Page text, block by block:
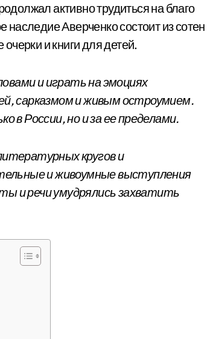
активно трудиться на благо
Аверченко состоит из сотен
и книги для детей.
и играть на эмоциях
сарказмом и живым остроумием.
в России, но и за ее пределами.
кругов и
и живоумные выступления
и речи умудрялись захватить